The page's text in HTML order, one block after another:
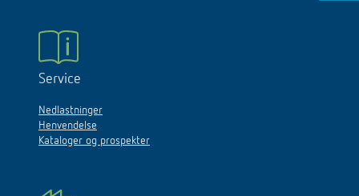
Service
Nedlastninger
Henvendelse
Kataloger og prospekter